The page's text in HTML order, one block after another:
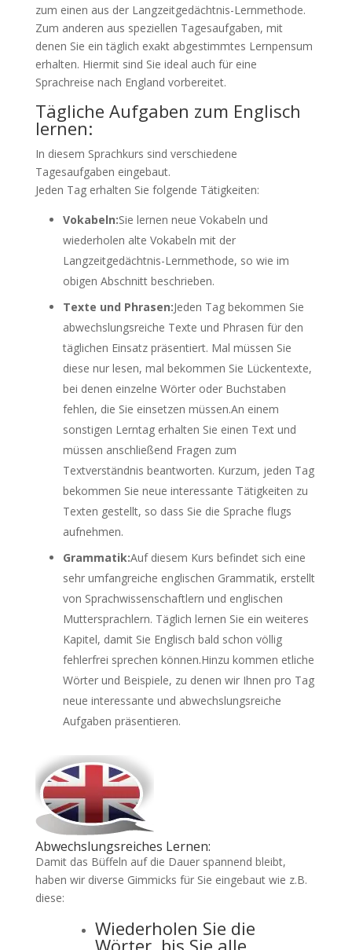
zum einen aus der Langzeitgedächtnis-Lernmethode.
Zum anderen aus speziellen Tagesaufgaben, mit
denen Sie ein täglich exakt abgestimmtes Lernpensum
erhalten. Hiermit sind Sie ideal auch für eine
Sprachreise nach England vorbereitet.
Tägliche Aufgaben zum Englisch
lernen:
In diesem Sprachkurs sind verschiedene
Tagesaufgaben eingebaut.
Jeden Tag erhalten Sie folgende Tätigkeiten:
Vokabeln:Sie lernen neue Vokabeln und
wiederholen alte Vokabeln mit der
Langzeitgedächtnis-Lernmethode, so wie im
obigen Abschnitt beschrieben.
Texte und Phrasen:Jeden Tag bekommen Sie
abwechslungsreiche Texte und Phrasen für den
täglichen Einsatz präsentiert. Mal müssen Sie
diese nur lesen, mal bekommen Sie Lückentexte,
bei denen einzelne Wörter oder Buchstaben
fehlen, die Sie einsetzen müssen.An einem
sonstigen Lerntag erhalten Sie einen Text und
müssen anschließend Fragen zum
Textverständnis beantworten. Kurzum, jeden Tag
bekommen Sie neue interessante Tätigkeiten zu
Texten gestellt, so dass Sie die Sprache flugs
aufnehmen.
Grammatik:Auf diesem Kurs befindet sich eine
sehr umfangreiche englischen Grammatik, erstellt
von Sprachwissenschaftlern und englischen
Muttersprachlern. Täglich lernen Sie ein weiteres
Kapitel, damit Sie Englisch bald schon völlig
fehlerfrei sprechen können.Hinzu kommen etliche
Wörter und Beispiele, zu denen wir Ihnen pro Tag
neue interessante und abwechslungsreiche
Aufgaben präsentieren.
Abwechslungsreiches Lernen:
Damit das Büffeln auf die Dauer spannend bleibt,
haben wir diverse Gimmicks für Sie eingebaut wie z.B.
diese:
Wiederholen Sie die
Wörter, bis Sie alle